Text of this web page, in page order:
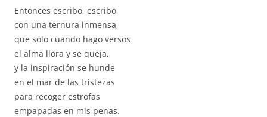
Entonces escribo, escribo
con una ternura inmensa,
que sólo cuando hago versos
el alma llora y se queja,
y la inspiración se hunde
en el mar de las tristezas
para recoger estrofas
empapadas en mis penas.